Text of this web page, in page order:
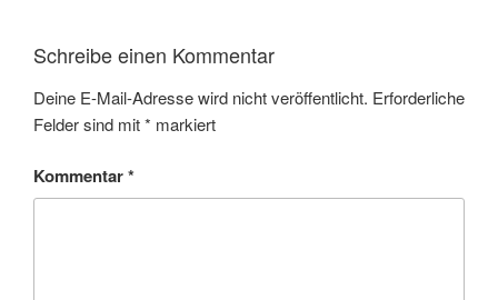
Schreibe einen Kommentar
Deine E-Mail-Adresse wird nicht veröffentlicht. Erforderliche
Felder sind mit* markiert
Kommentar*